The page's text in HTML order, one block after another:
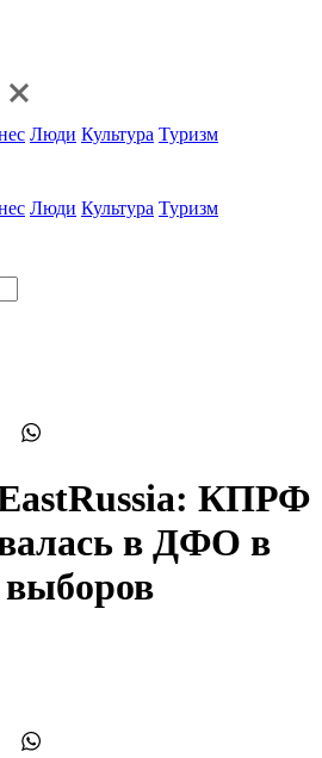
Люди Культура Туризм
Люди Культура Туризм
КПРФ
в ДФО в
выборов